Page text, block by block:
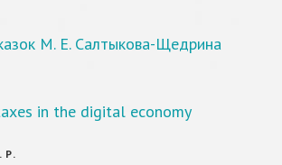
М. Е. Салтыкова-Щедрина
in the digital economy
Р.